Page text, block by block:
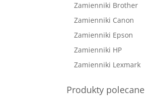
Zamienniki Brother
Zamienniki Canon
Zamienniki Epson
Zamienniki HP
Zamienniki Lexmark
Produkty polecane